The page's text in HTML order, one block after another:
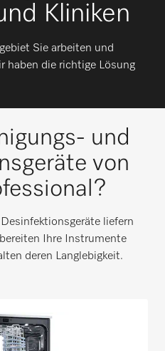
Kliniken
Sie arbeiten und
haben die richtige Lösung
und
von
liefern
Ihre Instrumente
deren Langlebigkeit.